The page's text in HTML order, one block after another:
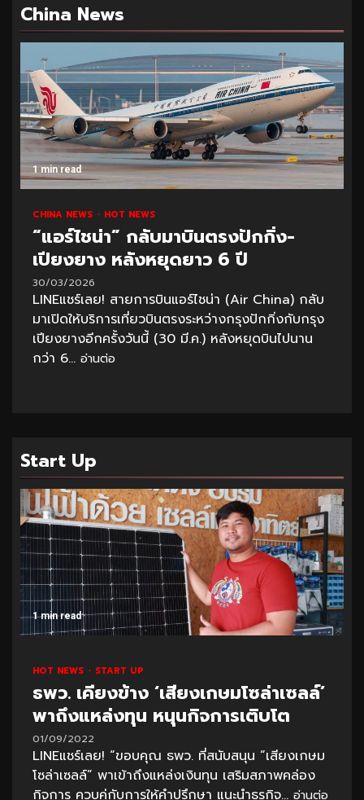
China News
1 min read
CHINA NEWS HOT NEWS
“แอร์ไชน่า” กลับมาบินตรงปักกิ่ง-
เปียงยาง หลังหยุดยาว 6 ปี
30/03/2026
LINEแชร์เลย! สายการบินแอร์ไชน่า (Air China) กลับ
มาเปิดให้บริการเที่ยวบินตรงระหว่างกรุงปักกิ่งกับกรุง
เปียงยางอีกครั้งวันนี้ (30 มี.ค.) หลังหยุดบินไปนาน
กว่า 6... อ่านต่อ
Start Up
1 min read
HOT NEWS START UP
ธพว. เคียงข้าง ‘เสียงเกษมโซล่าเซลล์’
พาถึงแหล่งทุน หนุนกิจการเติบโต
01/09/2022
LINEแชร์เลย! “ขอบคุณ ธพว. ที่สนับสนุน “เสียงเกษม
โซล่าเซลล์” พาเข้าถึงแหล่งเงินทุน เสริมสภาพคล่อง
กิจการ ควบคู่กับการให้คำปรึกษา แนะนำธุรกิจ... อ่านต่อ